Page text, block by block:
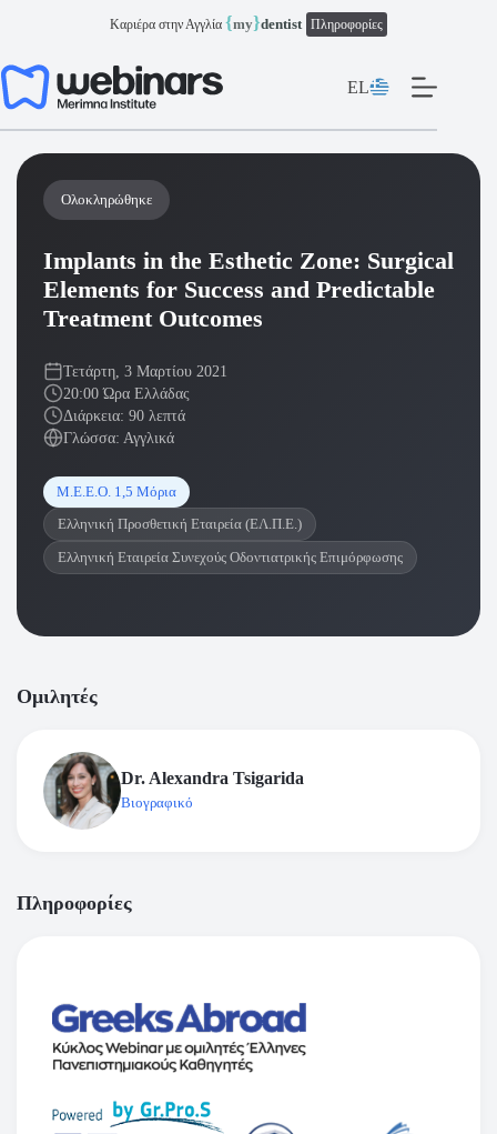
Καριέρα στην Αγγλία {my}dentist Πληροφορίες
EL
Ολοκληρώθηκε
Implants in the Esthetic Zone: Surgical
Elements for Success and Predictable
Treatment Outcomes
Τετάρτη, 3 Μαρτίου 2021
20:00 Ώρα Ελλάδας
Διάρκεια: 90 λεπτά
Γλώσσα: Αγγλικά
Μ.Ε.Ε.Ο. 1,5 Μόρια
Ελληνική Προσθετική Εταιρεία (ΕΛ.Π.Ε.)
Ελληνική Εταιρεία Συνεχούς Οδοντιατρικής Επιμόρφωσης
Ομιλητές
Dr. Alexandra Tsigarida
Βιογραφικό
Πληροφορίες